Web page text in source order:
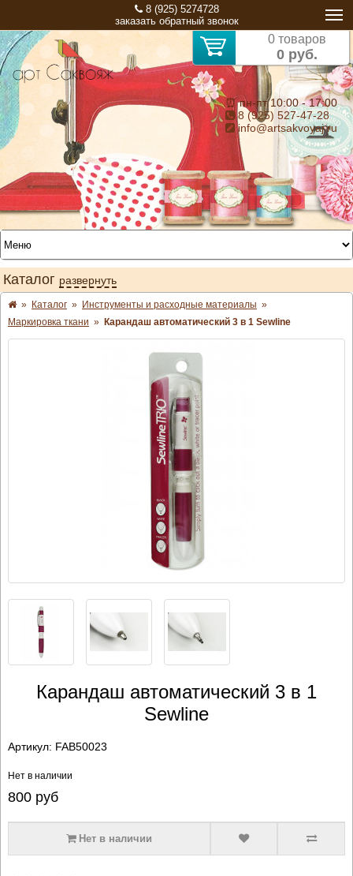
8 (925) 5274728
заказать обратный звонок
0 товаров
0 руб.
⏰ пн-пт 10:00 - 17:00
8 (925) 527-47-28
info@artsakvoyaj.ru
Каталог развернуть
» Каталог » Инструменты и расходные материалы »
Маркировка ткани » Карандаш автоматический 3 в 1 Sewline
Карандаш автоматический 3 в 1
Sewline
Артикул: FAB50023
Нет в наличии
800руб
Нет в наличии